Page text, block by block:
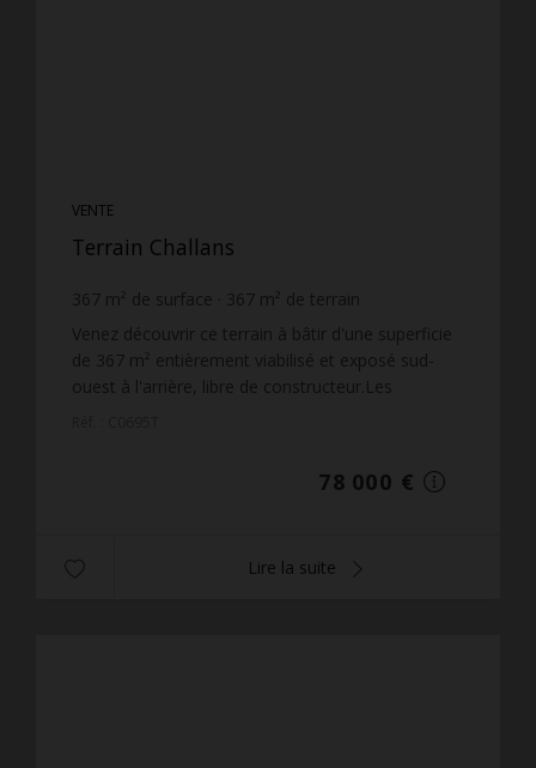
VENTE
Terrain Challans
367 m² de surface 367 m² de terrain
212,53 €
Venez découvrir ce terrain à bâtir d'une superficie
de 367 m² entièrement viabilisé et exposé sud-
ouest à l'arrière, libre de constructeur.Les
78 000 €
Lire la suite